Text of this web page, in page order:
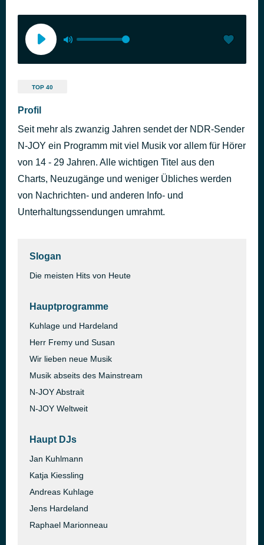
TOP 40
Profil
Seit mehr als zwanzig Jahren sendet der NDR-Sender
N-JOY ein Programm mit viel Musik vor allem für Hörer
von 14 - 29 Jahren. Alle wichtigen Titel aus den
Charts, Neuzugänge und weniger Übliches werden
von Nachrichten- und anderen Info- und
Unterhaltungssendungen umrahmt.
Slogan
Die meisten Hits von Heute
Hauptprogramme
Kuhlage und Hardeland
Herr Fremy und Susan
Wir lieben neue Musik
Musik abseits des Mainstream
N-JOY Abstrait
N-JOY Weltweit
Haupt DJs
Jan Kuhlmann
Katja Kiessling
Andreas Kuhlage
Jens Hardeland
Raphael Marionneau